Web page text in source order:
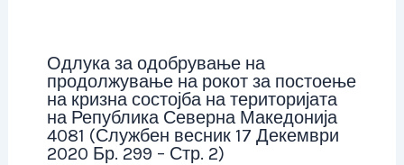
Одлука за одобрување на
продолжување на рокот за постоење
на кризна состојба на територијата
на Република Северна Македонија
4081 (Службен весник 17 Декември
2020 Бр. 299 – Стр. 2)